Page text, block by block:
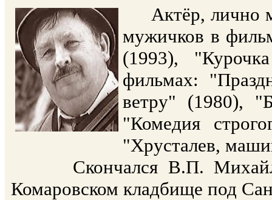
Актёр, лично
мужичков в
(1993),
фильмах:
ветру" (1980),
"Комедия
"Хрусталев,
Скончался В.П.
Комаровском кладбище под